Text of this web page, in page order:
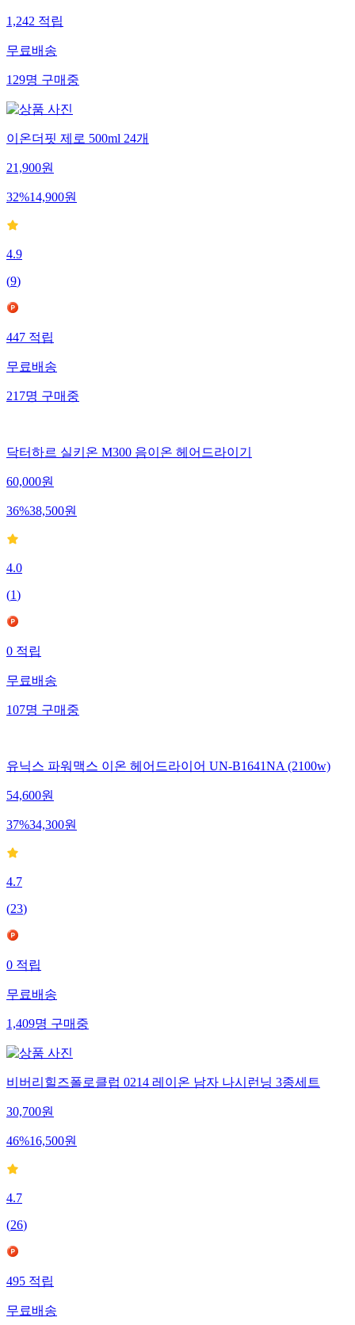
1,242 적립
무료배송
129명 구매중
이온더핏 제로 500ml 24개
21,900원
32%14,900원
4.9
(9)
447 적립
무료배송
217명 구매중
닥터하르 실키온 M300 음이온 헤어드라이기
60,000원
36%38,500원
4.0
(1)
0적립
무료배송
107명구매중
유닉스 파워맥스 이온 헤어드라이어 UN-B1641NA (2100w)
54,600원
37%34,300원
4.7
(23)
0적립
무료배송
1,409명구매중
비버리힐즈폴로클럽 0214 레이온 남자 나시런닝 3종세트
30,700원
46%16,500원
4.7
(26)
495적립
무료배송